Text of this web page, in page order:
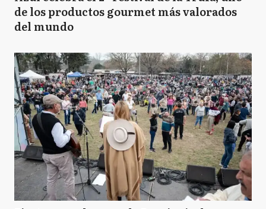
de los productos gourmet más valorados
del mundo